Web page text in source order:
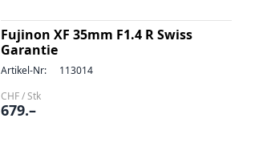
Fujinon XF 35mm F1.4 R Swiss
Garantie
Artikel-Nr:
113014
CHF / Stk
679.–